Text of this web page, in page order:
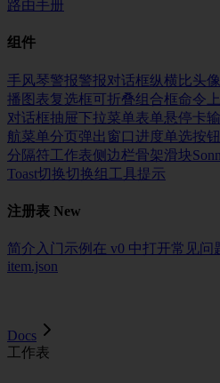
路由手册
组件
手风琴警报警报对话框纵横比头像
播 图表复选框可折叠组合框命令
对话框抽屉下拉菜单表单悬停卡
航菜单分页弹出窗口进度单选按
分隔符工作表侧边栏骨架滑块
Toast切换切换组 工具提示
注册表 New
简介 入门 示例 在 v0 中打开常见问
item.json
Docs
工作表